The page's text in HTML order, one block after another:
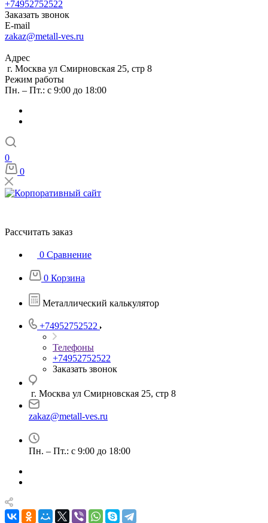
+74952752522
Заказать звонок
E-mail
zakaz@metall-ves.ru
Адрес
г. Москва ул Смирновская 25, стр 8
Режим работы
Пн. – Пт.: с 9:00 до 18:00
0
0
Рассчитать заказ
0 Сравнение
0 Корзина
Металлический калькулятор
+74952752522
Телефоны
+74952752522
Заказать звонок
г. Москва ул Смирновская 25, стр 8
zakaz@metall-ves.ru
Пн. – Пт.: с 9:00 до 18:00